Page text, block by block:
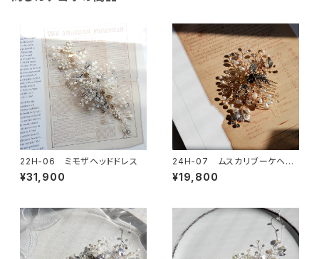
22H-06 ミモザヘッドドレス
¥31,900
24H-07 ムスカリブーケヘッ
ドドレス
¥19,800